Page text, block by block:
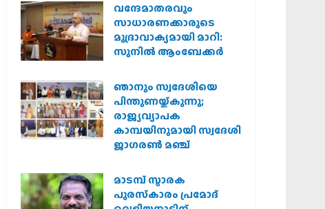
വന്ദേമാതരവും
സാധാരണക്കാരുടെ
മുദ്രാവാക്യമായി മാറി:
സുനിൽ ആംബേക്കർ
ഞാനും സ്വദേശിയെ
പിന്തുണയ്ക്കുന്നു;
രാജ്യവ്യാപക
കാമ്പയിനുമായി സ്വദേശി
ജാഗരണ്‍ മഞ്ച്
മാടമ്പ് സ്മാരക
പുരസ്‌കാരം പ്രമോദ്